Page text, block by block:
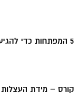
5 המפתחות כדי להגיע לשלמות
קורס – מידת העצלות